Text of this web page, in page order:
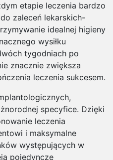
etapie leczenia bardzo
zaleceń lekarskich-
idealnej higieny
wysiłku
tygodniach po
znacznie zwiększa
leczenia sukcesem.
specyfice. Dzięki
leczenia
i maksymalne
występujących w
pojedyncze